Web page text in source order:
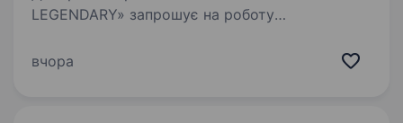
LEGENDARY» запрошує на роботу
(BAS) Місто: Запоріжжя, Шевченківський
вчора